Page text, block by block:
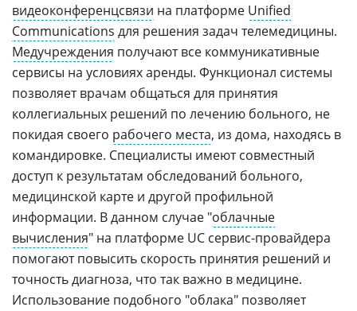
видеоконференцсвязи на платформе Unified
Communications для решения задач телемедицины.
Медучреждения получают все коммуникативные
сервисы на условиях аренды. Функционал системы
позволяет врачам общаться для принятия
коллегиальных решений по лечению больного, не
покидая своего рабочего места, из дома, находясь в
командировке. Специалисты имеют совместный
доступ к результатам обследований больного,
медицинской карте и другой профильной
информации. В данном случае "облачные
вычисления" на платформе UC сервис-провайдера
помогают повысить скорость принятия решений и
точность диагноза, что так важно в медицине.
Использование подобного "облака" позволяет